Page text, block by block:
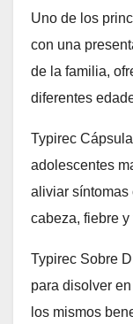
Uno de los
con una
de la familia,
diferentes
Typirec
adolescentes
aliviar síntomas
cabeza, fiebre y
Typirec Sobre
para disolver
los mismos